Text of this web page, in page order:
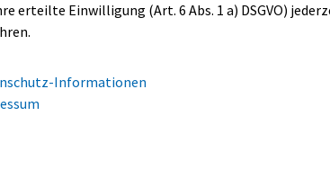
erteilte Einwilligung (Art. 6 Abs. 1 a) DSGVO)
Informationen